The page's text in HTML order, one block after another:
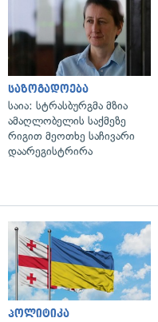
საზოგადოება
საია: სტრასბურგმა მზია
ამაღლობელის საქმეზე
რიგით მეოთხე საჩივარი
დაარეგისტრირა
პოლიტიკა